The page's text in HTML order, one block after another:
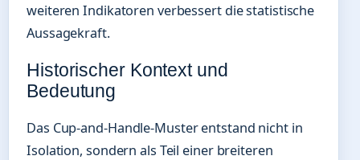
weiteren Indikatoren verbessert die statistische
Aussagekraft.
Historischer Kontext und
Bedeutung
Das Cup-and-Handle-Muster entstand nicht in
Isolation, sondern als Teil einer breiteren